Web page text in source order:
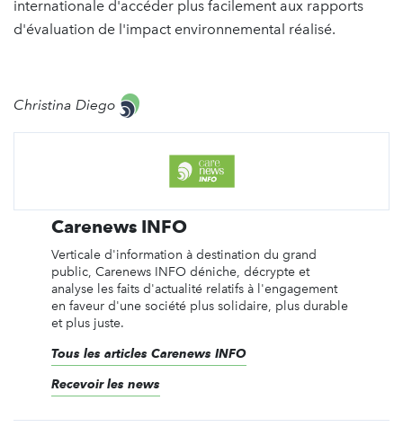
internationale d'accéder plus facilement aux rapports
d'évaluation de l'impact environnemental réalisé.
Christina Diego
Carenews INFO
Verticale d'information à destination du grand
public, Carenews INFO déniche, décrypte et
analyse les faits d'actualité relatifs à l'engagement
en faveur d'une société plus solidaire, plus durable
et plus juste.
Tous les articles Carenews INFO
Recevoir les news